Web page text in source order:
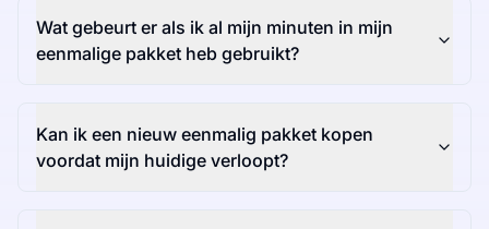
Wat gebeurt er als ik al mijn minuten in mijn
eenmalige pakket heb gebruikt?
Kan ik een nieuw eenmalig pakket kopen
voordat mijn huidige verloopt?